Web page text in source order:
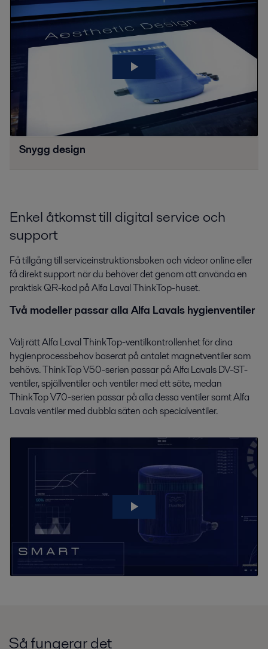
Snygg design
Enkel åtkomst till digital service och
support
Få tillgång till serviceinstruktionsboken och videor online eller
få direkt support när du behöver det genom att använda en
praktisk QR-kod på Alfa Laval ThinkTop-huset.
Två modeller passar alla Alfa Lavals hygienventiler
Välj rätt Alfa Laval ThinkTop-ventilkontrollenhet för dina
hygienprocessbehov baserat på antalet magnetventiler som
behövs. ThinkTop V50-serien passar på Alfa Lavals DV-ST-
ventiler, spjällventiler och ventiler med ett säte, medan
ThinkTop V70-serien passar på alla dessa ventiler samt Alfa
Lavals ventiler med dubbla säten och specialventiler.
Så fungerar det